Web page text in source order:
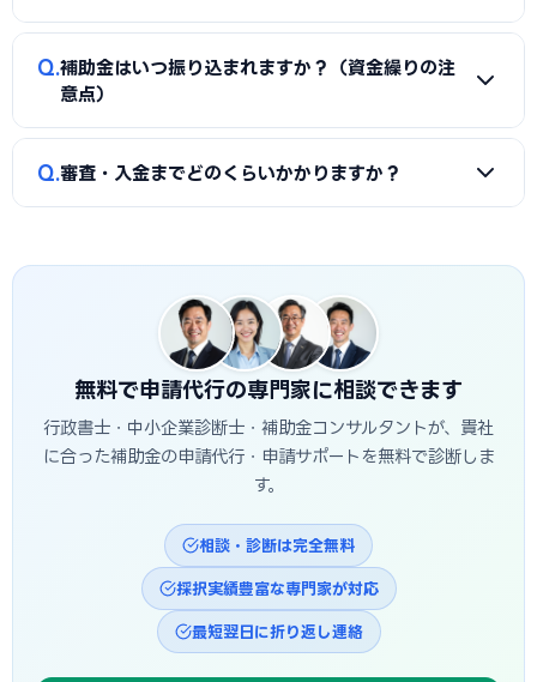
類（賃上げ表明・事業継続力強化計画の認定等）も求められ
ます。申請代行ではこれらの書類整備と不備チェックを代行
し、差し戻しによる遅延を防ぎます。
A
①公募要領の加点項目を漏れなく満たすこと、②課題・解
決策・効果を定量的（数値）で示すこと、③事業の革新性と
市の地域特性や自社の強みを盛り込んだ計画書ほど高く評価
されます。申請代行はこの作り込みを専門的に支援します。
Q 補助金はいつ振り込まれますか？（資金繰りの注
意点）
A
補助金は原則「後払い（精算払い）」です。採択後にいっ
Q 審査・入金までどのくらいかかりますか？
決定・事業実施・実績報告を経て入金されるため、申請から
入金まで半年〜1年程度かかるのが一般的です。鶴岡市独自の
補助金は予算上限に達し次第終了する場合があるため、早め
の相談・申請が有利です。
無料で申請代行の専門家に相談できます
行政書士・中小企業診断士・補助金コンサルタントが、貴社
に合った補助金の申請代行・申請サポートを無料で診断しま
す。
相談・診断は完全無料
採択実績豊富な専門家が対応
最短翌日に折り返し連絡